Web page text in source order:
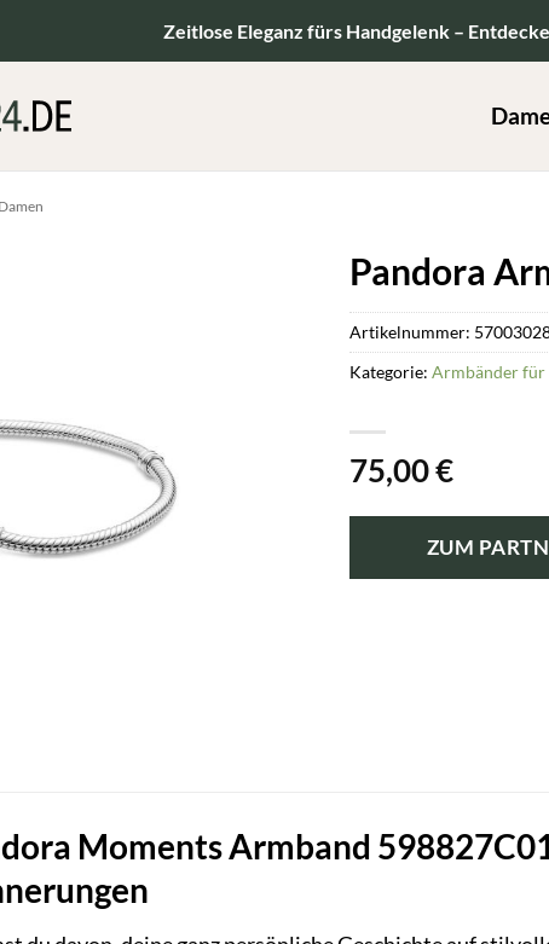
Zeitlose Eleganz fürs Handgelenk –
Pandora
75,00€
ZUM
Artikelnummer:
Kategorie: Armbänder für
Moments Armband